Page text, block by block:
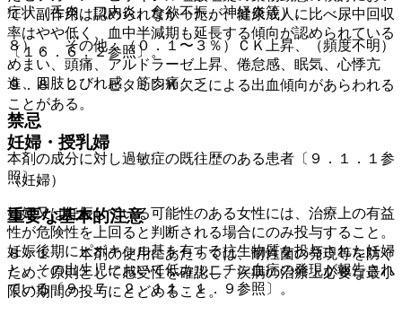
て、副作用は認められなかったが、健康成人に比べ尿中回収
率はやや低く、血中半減期も延長する傾向が認められている
〔１６．６．２参照〕。
９．８．２． ビタミンＫ欠乏による出血傾向があらわれる
ことがある。
妊婦・授乳婦
（妊婦）
妊婦又は妊娠している可能性のある女性には、治療上の有益
性が危険性を上回ると判断される場合にのみ投与すること。
妊娠後期にピボキシル基を有する抗生物質を投与された妊婦
と、その出生児において低カルニチン血症の発現が報告され
ている〔９．７．２、１１．１．９参照〕。
症状（舌炎、口内炎、食欲不振、神経炎等）。
８）． その他：（０．１〜３％）ＣＫ上昇、（頻度不明）
めまい、頭痛、アルドラーゼ上昇、倦怠感、眠気、心悸亢
進、四肢しびれ感、筋肉痛。
禁忌
本剤の成分に対し過敏症の既往歴のある患者〔９．１．１参
照〕。
重要な基本的注意
８．１． 本剤の使用にあたっては、耐性菌の発現等を防ぐ
ため、原則として感受性を確認し、疾病の治療上必要な最小
限の期間の投与にとどめること。